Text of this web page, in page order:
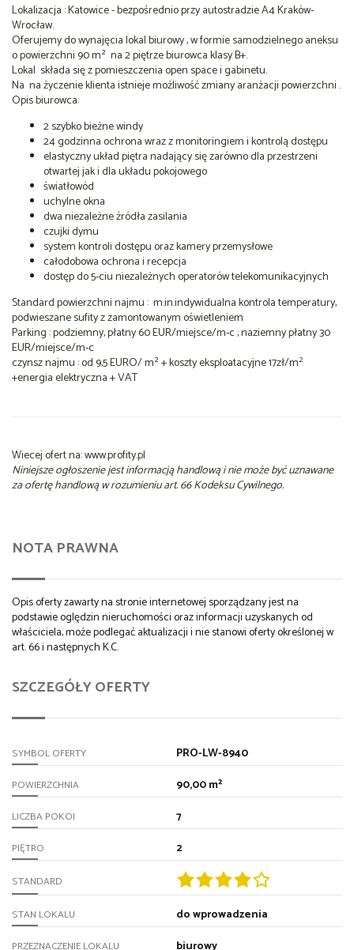
Lokalizacja : Katowice - bezpośrednio przy autostradzie A4 Kraków-
Wrocław.
Oferujemy do wynajęcia lokal biurowy , w formie samodzielnego aneksu
o powierzchni 90 m² na 2 piętrze biurowca klasy B+.
Lokal składa się z pomieszczenia open space i gabinetu.
Na na życzenie klienta istnieje możliwość zmiany aranżacji powierzchni .
Opis biurowca:
2 szybko bieżne windy
24 godzinna ochrona wraz z monitoringiem i kontrolą dostępu
elastyczny układ piętra nadający się zarówno dla przestrzeni
otwartej jak i dla układu pokojowego
światłowód
uchylne okna
dwa niezależne źródła zasilania
czujki dymu
system kontroli dostępu oraz kamery przemysłowe
całodobowa ochrona i recepcja
dostęp do 5-ciu niezależnych operatorów telekomunikacyjnych
Standard powierzchni najmu : m.in.indywidualna kontrola temperatury,
podwieszane sufity z zamontowanym oświetleniem
Parking : podziemny, płatny 60 EUR/miejsce/m-c ; naziemny płatny 30
EUR/miejsce/m-c
czynsz najmu : od 9,5 EURO/ m² + koszty eksploatacyjne 17zł/m2
+energia elektryczna + VAT
Wiecej ofert na: www.profity.pl
Niniejsze ogłoszenie jest informacją handlową i nie może być uznawane
za ofertę handlową w rozumieniu art. 66 Kodeksu Cywilnego.
NOTA PRAWNA
Opis oferty zawarty na stronie internetowej sporządzany jest na
podstawie oględzin nieruchomości oraz informacji uzyskanych od
właściciela, może podlegać aktualizacji i nie stanowi oferty określonej w
art. 66 i następnych K.C.
SZCZEGÓŁY OFERTY
SYMBOL OFERTY PRO-LW-8940
POWIERZCHNIA 90,00 m²
LICZBA POKOI 7
PIĘTRO 2
STANDARD
STAN LOKALU do wprowadzenia